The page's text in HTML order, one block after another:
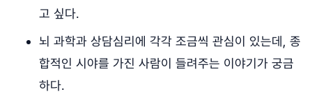
고 싶다.
뇌 과학과 상담심리에 각각 조금씩 관심이 있는데, 종
합적인 시야를 가진 사람이 들려주는 이야기가 궁금
하다.